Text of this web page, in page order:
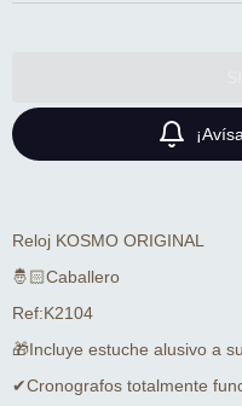
Reloj KOSMO ORIGINAL
🤴🏻Caballero
Ref:K2104
🎁Incluye estuche alusivo a
✔Cronografos totalmente